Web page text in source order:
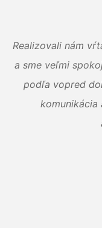
Realizovali nám
a sme veľmi
podľa vopred
komunikácia